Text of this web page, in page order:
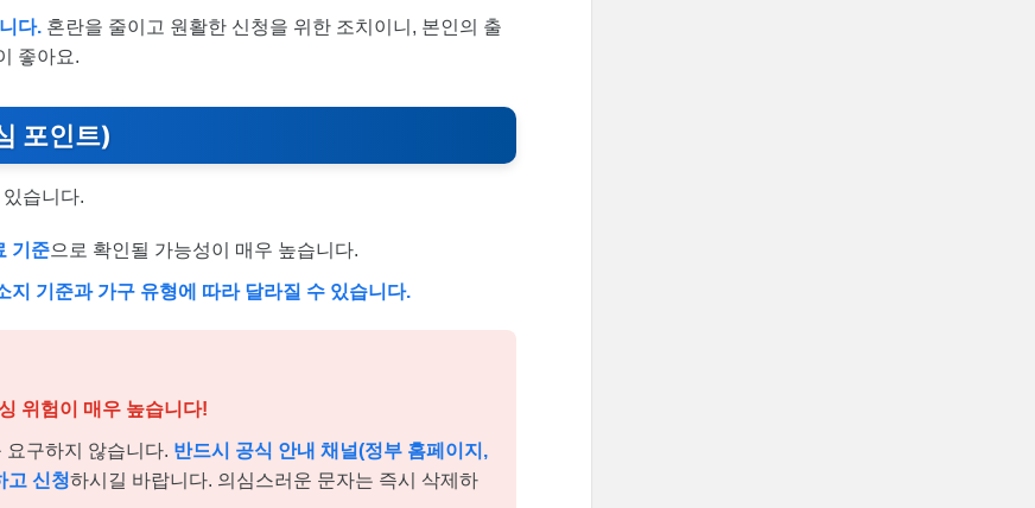
다. 혼란을 줄이고 원활한 신청을 위한 조치이니, 본인의 출
좋아요.
포인트)
있습니다.
기준으로 확인될 가능성이 매우 높습니다.
지 기준과 가구 유형에 따라 달라질 수 있습니다.
위험이 매우 높습니다!
요구하지 않습니다. 반드시 공식 안내 채널(정부 홈페이지,
고 신청하시길 바랍니다. 의심스러운 문자는 즉시 삭제하